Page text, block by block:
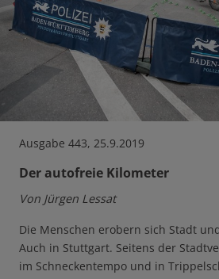
Ausgabe 443, 25.9.2019
Der autofreie Kilometer
Von Jürgen Lessat
Die Menschen erobern sich Stadt
Auch in Stuttgart. Seitens der
im Schneckentempo und in